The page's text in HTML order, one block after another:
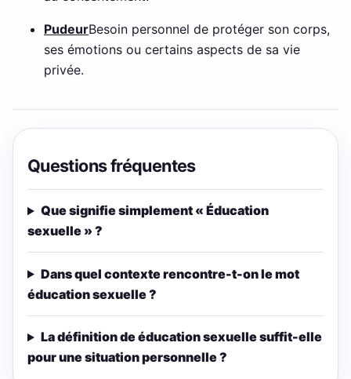
PudeurBesoin personnel de protéger son corps,
ses émotions ou certains aspects de sa vie
privée.
Questions fréquentes
Que signifie simplement « Éducation
sexuelle » ?
Dans quel contexte rencontre-t-on le mot
éducation sexuelle ?
La définition de éducation sexuelle suffit-elle
pour une situation personnelle ?